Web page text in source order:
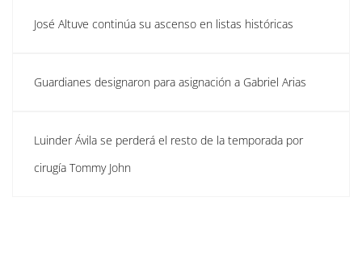
José Altuve continúa su ascenso en listas históricas
Guardianes designaron para asignación a Gabriel Arias
Luinder Ávila se perderá el resto de la temporada por
cirugía Tommy John